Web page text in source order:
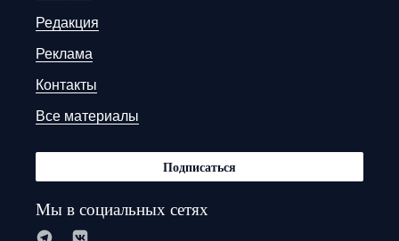
Редакция
Реклама
Контакты
Все материалы
Подписаться
Мы в социальных сетях